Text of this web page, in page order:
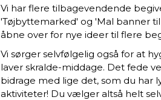
Vi har flere tilbagevendende
'Tøjbyttemarked' og 'Mal banner
åbne over for nye ideer til flere
Vi sørger selvfølgelig også for at
laver skralde-middage. Det fede
bidrage med lige det, som du har
aktiviteter! Du vælger altså helt